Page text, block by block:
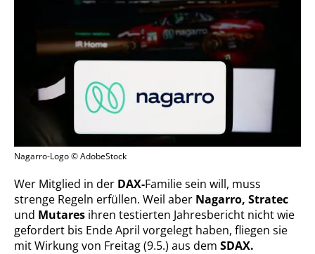
Nagarro-Logo © AdobeStock
Wer Mitglied in der DAX-Familie sein will, muss
strenge Regeln erfüllen. Weil aber Nagarro, Stratec
und Mutares ihren testierten Jahresbericht nicht wie
gefordert bis Ende April vorgelegt haben, fliegen sie
mit Wirkung von Freitag (9.5.) aus dem SDAX.